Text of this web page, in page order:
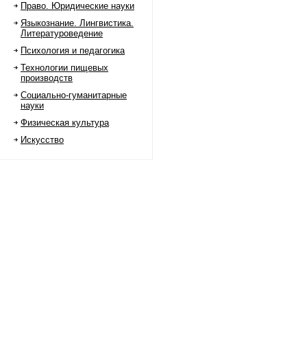
Право. Юридические науки
Языкознание. Лингвистика.
Литературоведение
Психология и педагогика
Технологии пищевых
производств
Социально-гуманитарные
науки
Физическая культура
Искусство